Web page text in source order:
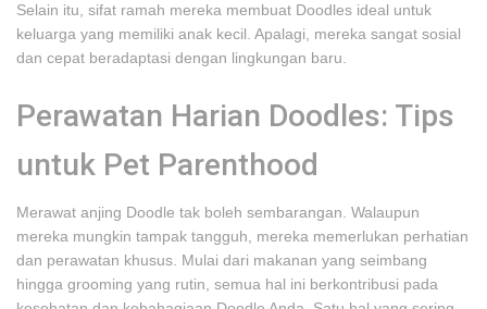
Selain itu, sifat ramah mereka membuat Doodles ideal untuk
keluarga yang memiliki anak kecil. Apalagi, mereka sangat sosial
dan cepat beradaptasi dengan lingkungan baru.
Perawatan Harian Doodles: Tips
untuk Pet Parenthood
Merawat anjing Doodle tak boleh sembarangan. Walaupun
mereka mungkin tampak tangguh, mereka memerlukan perhatian
dan perawatan khusus. Mulai dari makanan yang seimbang
hingga grooming yang rutin, semua hal ini berkontribusi pada